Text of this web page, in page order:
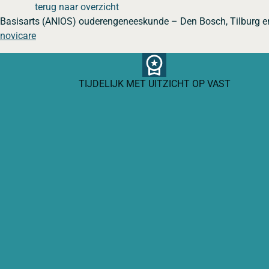
terug naar overzicht
Basisarts (ANIOS) ouderengeneeskunde – Den Bosch, Tilburg
novicare
TIJDELIJK MET UITZICHT OP VAST